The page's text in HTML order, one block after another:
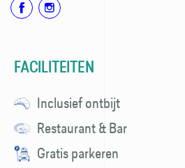
FACILITEITEN
Inclusief ontbijt
Restaurant & Bar
Gratis parkeren